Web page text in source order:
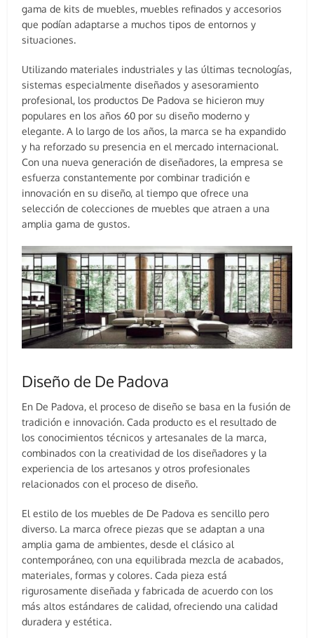
gama de kits de muebles, muebles refinados y accesorios
que podían adaptarse a muchos tipos de entornos y
situaciones.
Utilizando materiales industriales y las últimas tecnologías,
sistemas especialmente diseñados y asesoramiento
profesional, los productos De Padova se hicieron muy
populares en los años 60 por su diseño moderno y
elegante. A lo largo de los años, la marca se ha expandido
y ha reforzado su presencia en el mercado internacional.
Con una nueva generación de diseñadores, la empresa se
esfuerza constantemente por combinar tradición e
innovación en su diseño, al tiempo que ofrece una
selección de colecciones de muebles que atraen a una
amplia gama de gustos.
Diseño de De Padova
En De Padova, el proceso de diseño se basa en la fusión de
tradición e innovación. Cada producto es el resultado de
los conocimientos técnicos y artesanales de la marca,
combinados con la creatividad de los diseñadores y la
experiencia de los artesanos y otros profesionales
relacionados con el proceso de diseño.
El estilo de los muebles de De Padova es sencillo pero
diverso. La marca ofrece piezas que se adaptan a una
amplia gama de ambientes, desde el clásico al
contemporáneo, con una equilibrada mezcla de acabados,
materiales, formas y colores. Cada pieza está
rigurosamente diseñada y fabricada de acuerdo con los
más altos estándares de calidad, ofreciendo una calidad
duradera y estética.